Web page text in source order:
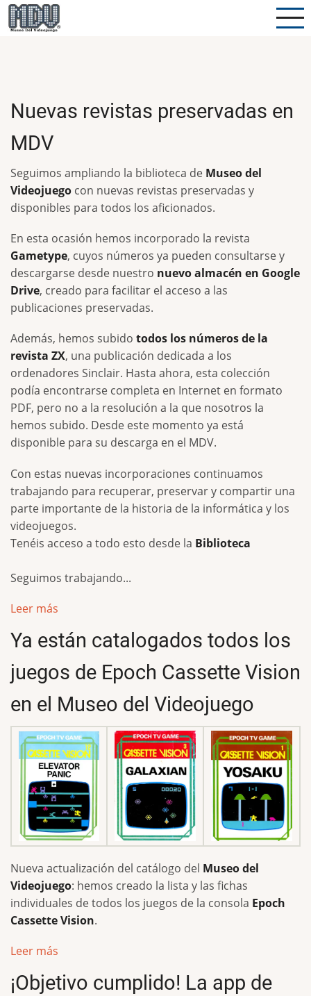
Pasar
al
Nuevas revistas preservadas en
MDV
Seguimos ampliando la biblioteca de Museo del
Videojuego con nuevas revistas preservadas y
disponibles para todos los aficionados.
En esta ocasión hemos incorporado la revista
Gametype, cuyos números ya pueden consultarse y
descargarse desde nuestro nuevo almacén en Google
Drive, creado para facilitar el acceso a las
publicaciones preservadas.
Además, hemos subido todos los números de la
revista ZX, una publicación dedicada a los
ordenadores Sinclair. Hasta ahora, esta colección
podía encontrarse completa en Internet en formato
PDF, pero no a la resolución a la que nosotros la
hemos subido. Desde este momento ya está
disponible para su descarga en el MDV.
Con estas nuevas incorporaciones continuamos
trabajando para recuperar, preservar y compartir una
parte importante de la historia de la informática y los
videojuegos.
Tenéis acceso a todo esto desde la Biblioteca
Seguimos trabajando...
Leer más
Ya están catalogados todos los
juegos de Epoch Cassette Vision
en el Museo del Videojuego
Nueva actualización del catálogo del Museo del
Videojuego: hemos creado la lista y las fichas
individuales de todos los juegos de la consola Epoch
Cassette Vision.
Leer más
¡Objetivo cumplido! La app de